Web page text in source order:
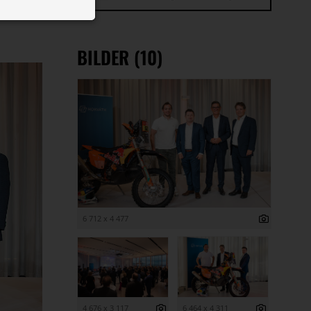
BILDER (10)
6 712 x 4 477
4 676 x 3 117 6 464 x 4 311
der
auf Ihrem